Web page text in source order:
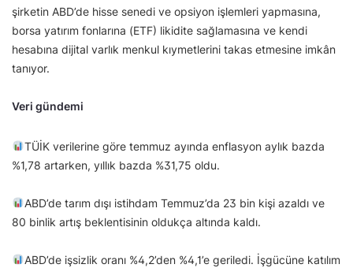
şirketin ABD’de hisse senedi ve opsiyon işlemleri yapmasına,
borsa yatırım fonlarına (ETF) likidite sağlamasına ve kendi
hesabına dijital varlık menkul kıymetlerini takas etmesine imkân
tanıyor.
Veri gündemi
TÜİK verilerine göre temmuz ayında enflasyon aylık bazda
%1,78 artarken, yıllık bazda %31,75 oldu.
ABD’de tarım dışı istihdam Temmuz’da 23 bin kişi azaldı ve
80 binlik artış beklentisinin oldukça altında kaldı.
ABD’de işsizlik oranı %4,2’den %4,1’e geriledi. İşgücüne katılım